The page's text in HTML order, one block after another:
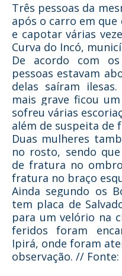
Três pessoas da
após o carro em
e capotar várias
Curva do Incó,
De acordo com
pessoas estavam
delas saíram
mais grave ficou
sofreu várias
além de suspeita de
Duas mulheres
no rosto, sendo
de fratura no
fratura no braço
Ainda segundo os
tem placa de
para um velório na
feridos foram
Ipirá, onde foram
observação. //